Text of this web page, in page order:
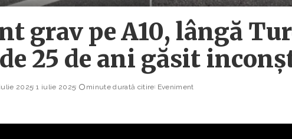
grav pe A10, lângă
25 de ani găsit
2025 1 iulie 2025 minute durată citire Eveniment